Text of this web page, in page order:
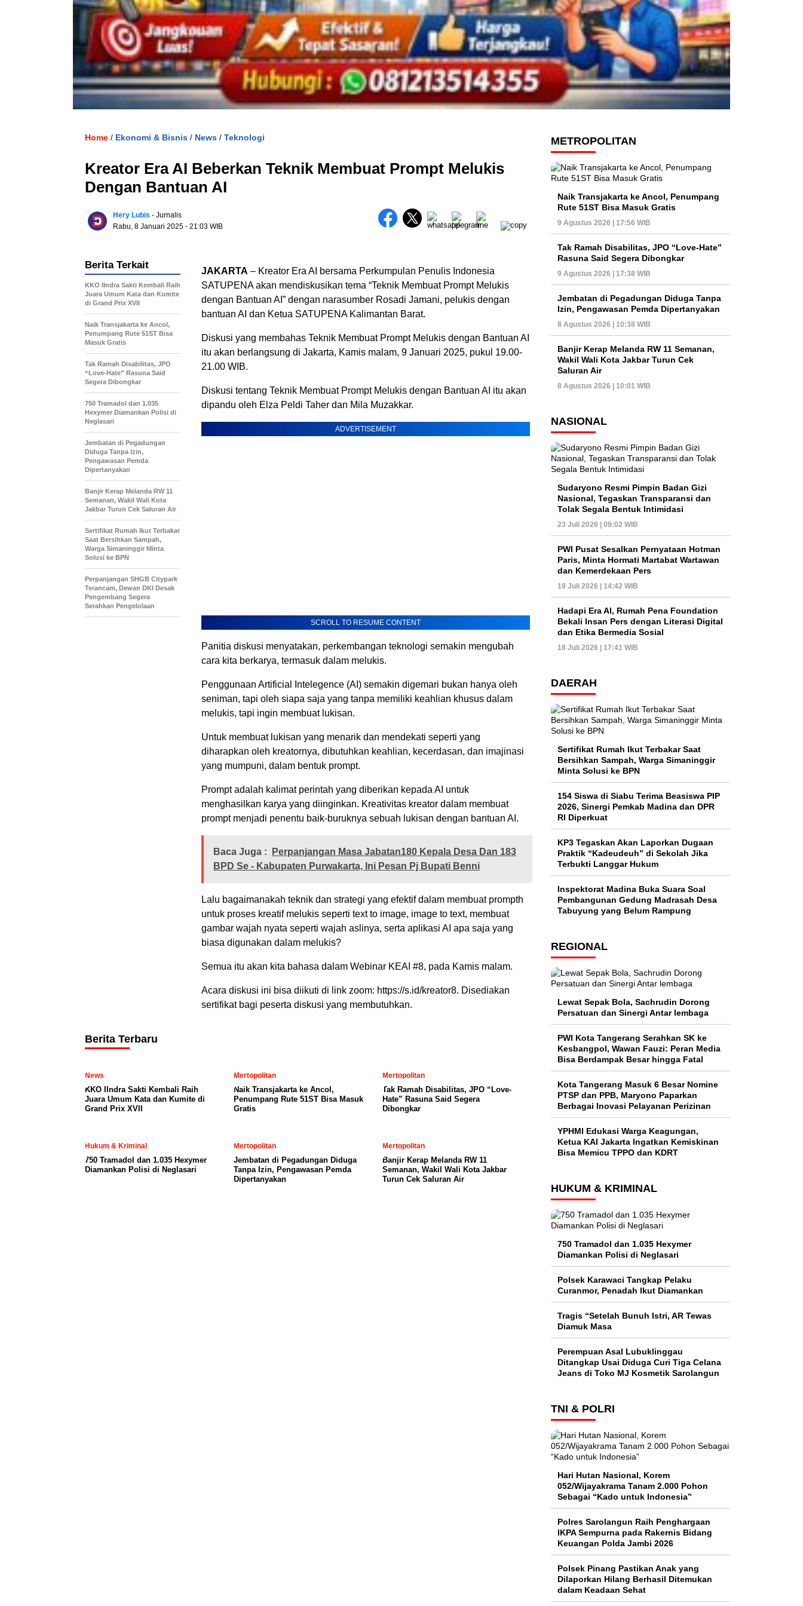
Home / Ekonomi & Bisnis / News / Teknologi
Kreator Era AI Beberkan Teknik Membuat Prompt Melukis
Dengan Bantuan AI
Hery Lubis - Jurnalis
Rabu, 8 Januari 2025 - 21:03 WIB
JAKARTA – Kreator Era AI bersama Perkumpulan Penulis Indonesia
SATUPENA akan mendiskusikan tema “Teknik Membuat Prompt Melukis
dengan Bantuan AI” dengan narasumber Rosadi Jamani, pelukis dengan
bantuan AI dan Ketua SATUPENA Kalimantan Barat.
Diskusi yang membahas Teknik Membuat Prompt Melukis dengan Bantuan AI
itu akan berlangsung di Jakarta, Kamis malam, 9 Januari 2025, pukul 19.00-
21.00 WIB.
Diskusi tentang Teknik Membuat Prompt Melukis dengan Bantuan AI itu akan
dipandu oleh Elza Peldi Taher dan Mila Muzakkar.
ADVERTISEMENT
SCROLL TO RESUME CONTENT
Panitia diskusi menyatakan, perkembangan teknologi semakin mengubah
cara kita berkarya, termasuk dalam melukis.
Penggunaan Artificial Intelegence (AI) semakin digemari bukan hanya oleh
seniman, tapi oleh siapa saja yang tanpa memiliki keahlian khusus dalam
melukis, tapi ingin membuat lukisan.
Untuk membuat lukisan yang menarik dan mendekati seperti yang
diharapkan oleh kreatornya, dibutuhkan keahlian, kecerdasan, dan imajinasi
yang mumpuni, dalam bentuk prompt.
Prompt adalah kalimat perintah yang diberikan kepada AI untuk
menghasilkan karya yang diinginkan. Kreativitas kreator dalam membuat
prompt menjadi penentu baik-buruknya sebuah lukisan dengan bantuan AI.
Baca Juga :
Perpanjangan Masa Jabatan180 Kepala Desa Dan 183
BPD Se - Kabupaten Purwakarta, Ini Pesan Pj Bupati Benni
Lalu bagaimanakah teknik dan strategi yang efektif dalam membuat prompth
untuk proses kreatif melukis seperti text to image, image to text, membuat
gambar wajah nyata seperti wajah aslinya, serta aplikasi AI apa saja yang
biasa digunakan dalam melukis?
Semua itu akan kita bahasa dalam Webinar KEAI #8, pada Kamis malam.
Acara diskusi ini bisa diikuti di link zoom: https://s.id/kreator8. Disediakan
sertifikat bagi peserta diskusi yang membutuhkan.
Berita Terkait
KKO IIndra Sakti Kembali Raih
Juara Umum Kata dan Kumite
di Grand Prix XVII
Naik Transjakarta ke Ancol,
Penumpang Rute 51ST Bisa
Masuk Gratis
Tak Ramah Disabilitas, JPO
“Love-Hate” Rasuna Said
Segera Dibongkar
750 Tramadol dan 1.035
Hexymer Diamankan Polisi di
Neglasari
Jembatan di Pegadungan
Diduga Tanpa Izin,
Pengawasan Pemda
Dipertanyakan
Banjir Kerap Melanda RW 11
Semanan, Wakil Wali Kota
Jakbar Turun Cek Saluran Air
Sertifikat Rumah Ikut Terbakar
Saat Bersihkan Sampah,
Warga Simaninggir Minta
Solusi ke BPN
Perpanjangan SHGB Citypark
Terancam, Dewan DKI Desak
Pengembang Segera
Serahkan Pengelolaan
Berita Terbaru
News
KKO IIndra Sakti Kembali Raih
Juara Umum Kata dan Kumite di
Grand Prix XVII
Mertopolitan
Naik Transjakarta ke Ancol,
Penumpang Rute 51ST Bisa Masuk
Gratis
Mertopolitan
Tak Ramah Disabilitas, JPO “Love-
Hate” Rasuna Said Segera
Dibongkar
Hukum & Kriminal
750 Tramadol dan 1.035 Hexymer
Diamankan Polisi di Neglasari
Mertopolitan
Jembatan di Pegadungan Diduga
Tanpa Izin, Pengawasan Pemda
Dipertanyakan
Mertopolitan
Banjir Kerap Melanda RW 11
Semanan, Wakil Wali Kota Jakbar
Turun Cek Saluran Air
METROPOLITAN
Naik Transjakarta ke Ancol, Penumpang
Rute 51ST Bisa Masuk Gratis
9 Agustus 2026 | 17:56 WIB
Tak Ramah Disabilitas, JPO “Love-Hate”
Rasuna Said Segera Dibongkar
9 Agustus 2026 | 17:38 WIB
Jembatan di Pegadungan Diduga Tanpa
Izin, Pengawasan Pemda Dipertanyakan
8 Agustus 2026 | 10:38 WIB
Banjir Kerap Melanda RW 11 Semanan,
Wakil Wali Kota Jakbar Turun Cek
Saluran Air
8 Agustus 2026 | 10:01 WIB
NASIONAL
Sudaryono Resmi Pimpin Badan Gizi
Nasional, Tegaskan Transparansi dan
Tolak Segala Bentuk Intimidasi
23 Juli 2026 | 09:02 WIB
PWI Pusat Sesalkan Pernyataan Hotman
Paris, Minta Hormati Martabat Wartawan
dan Kemerdekaan Pers
19 Juli 2026 | 14:42 WIB
Hadapi Era AI, Rumah Pena Foundation
Bekali Insan Pers dengan Literasi Digital
dan Etika Bermedia Sosial
18 Juli 2026 | 17:41 WIB
DAERAH
Sertifikat Rumah Ikut Terbakar Saat
Bersihkan Sampah, Warga Simaninggir
Minta Solusi ke BPN
154 Siswa di Siabu Terima Beasiswa PIP
2026, Sinergi Pemkab Madina dan DPR
RI Diperkuat
KP3 Tegaskan Akan Laporkan Dugaan
Praktik “Kadeudeuh” di Sekolah Jika
Terbukti Langgar Hukum
Inspektorat Madina Buka Suara Soal
Pembangunan Gedung Madrasah Desa
Tabuyung yang Belum Rampung
REGIONAL
Lewat Sepak Bola, Sachrudin Dorong
Persatuan dan Sinergi Antar lembaga
PWI Kota Tangerang Serahkan SK ke
Kesbangpol, Wawan Fauzi: Peran Media
Bisa Berdampak Besar hingga Fatal
Kota Tangerang Masuk 6 Besar Nomine
PTSP dan PPB, Maryono Paparkan
Berbagai Inovasi Pelayanan Perizinan
YPHMI Edukasi Warga Keagungan,
Ketua KAI Jakarta Ingatkan Kemiskinan
Bisa Memicu TPPO dan KDRT
HUKUM & KRIMINAL
750 Tramadol dan 1.035 Hexymer
Diamankan Polisi di Neglasari
Polsek Karawaci Tangkap Pelaku
Curanmor, Penadah Ikut Diamankan
Tragis “Setelah Bunuh Istri, AR Tewas
Diamuk Masa
Perempuan Asal Lubuklinggau
Ditangkap Usai Diduga Curi Tiga Celana
Jeans di Toko MJ Kosmetik Sarolangun
TNI & POLRI
Hari Hutan Nasional, Korem
052/Wijayakrama Tanam 2.000 Pohon
Sebagai “Kado untuk Indonesia”
Polres Sarolangun Raih Penghargaan
IKPA Sempurna pada Rakernis Bidang
Keuangan Polda Jambi 2026
Polsek Pinang Pastikan Anak yang
Dilaporkan Hilang Berhasil Ditemukan
dalam Keadaan Sehat